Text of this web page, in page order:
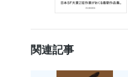
関連記事